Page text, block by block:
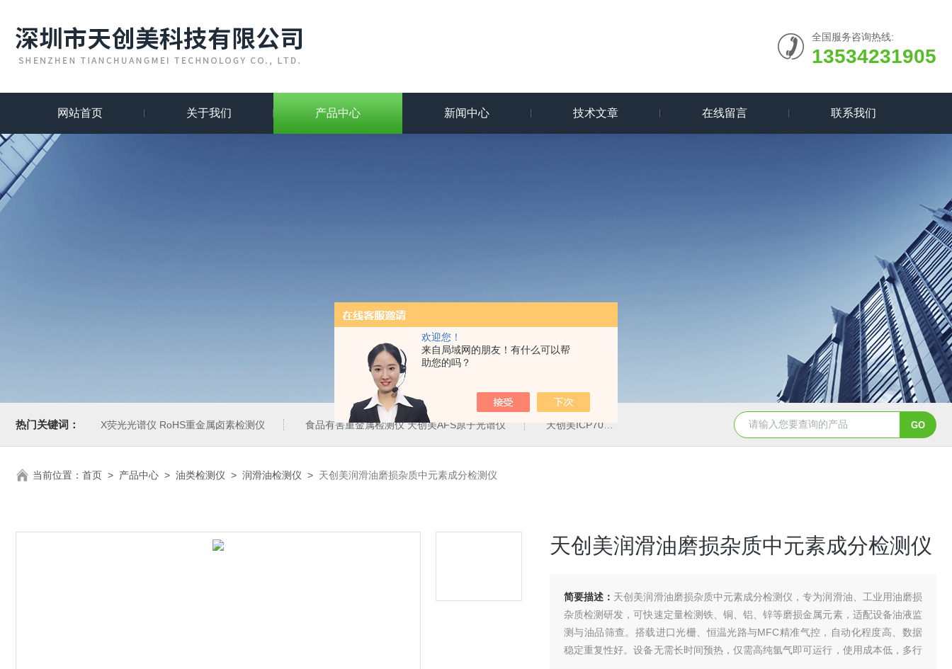
欢迎您！
来自局域网的朋友！有什么可以帮
助您的吗？
全国服务咨询热线:
13534231905
网站首页 关于我们 产品中心 新闻中心 技术文章 在线留言 联系我们
热门关键词： X荧光光谱仪 RoHS重金属卤素检测仪 食品有害重金属检测仪 天创美AFS原子光谱仪 天创美ICP700T电镀液中金属元素含量检测仪 天创美EDX1800电镀镀层厚度检测仪
当前位置： 首页 > 产品中心 > 油类检测仪 > 润滑油检测仪 > 天创美润滑油磨损杂质中元素成分检测仪
天创美润滑油磨损杂质中元素成分检测仪
简要描述： 天创美润滑油磨损杂质中元素成分检测仪，专为润滑油、工业用油磨损
杂质检测研发，可快速定量检测铁、铜、铝、锌等磨损金属元素，适配设备油液监
测与油品筛查。搭载进口光栅、恒温光路与MFC精准气控，自动化程度高、数据
稳定重复性好。设备无需长时间预热，仅需高纯氩气即可运行，使用成本低，多行